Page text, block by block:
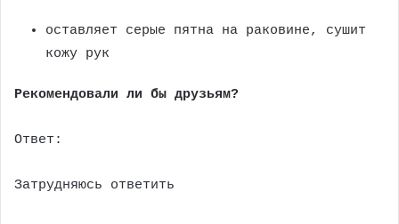
оставляет серые пятна на раковине, сушит
кожу рук
Рекомендовали ли бы друзьям?
Ответ:
Затрудняюсь ответить